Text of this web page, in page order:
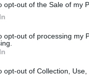
opt-out of the Sale of my
opt-out of processing my
opt-out of Collection,
portfolio.hu